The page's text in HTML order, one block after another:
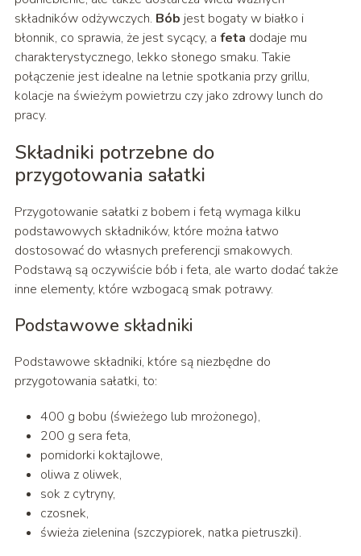
składników odżywczych. Bób jest bogaty w białko i
błonnik, co sprawia, że jest sycący, a feta dodaje mu
charakterystycznego, lekko słonego smaku. Takie
połączenie jest idealne na letnie spotkania przy grillu,
kolacje na świeżym powietrzu czy jako zdrowy lunch do
pracy.
Składniki potrzebne do
przygotowania sałatki
Przygotowanie sałatki z bobem i fetą wymaga kilku
podstawowych składników, które można łatwo
dostosować do własnych preferencji smakowych.
Podstawą są oczywiście bób i feta, ale warto dodać także
inne elementy, które wzbogacą smak potrawy.
Podstawowe składniki
Podstawowe składniki, które są niezbędne do
przygotowania sałatki, to:
400 g bobu (świeżego lub mrożonego),
200 g sera feta,
pomidorki koktajlowe,
oliwa z oliwek,
sok z cytryny,
czosnek,
świeża zielenina (szczypiorek, natka pietruszki).